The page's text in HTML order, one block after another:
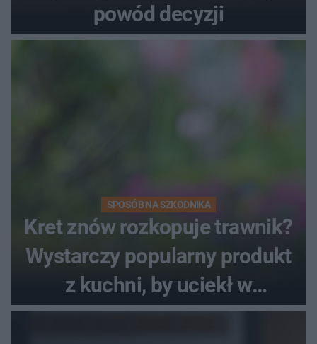
powód decyzji
SPOSÓB NA SZKODNIKA
Kret znów rozkopuje trawnik?
Wystarczy popularny produkt
z kuchni, by uciekł w
popłochu